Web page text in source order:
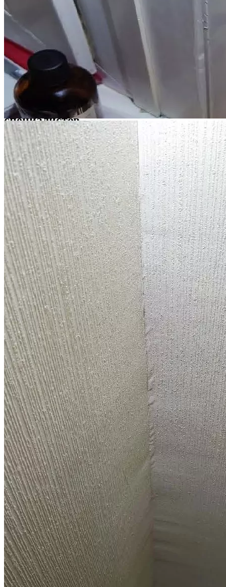
Всю работу по ведению дела мы берем на себя: проверка
застройщика, приемка объекта, проведение досудебной
строительной экспертизы, подготовка документов, защита
ваших интересов до поступления денег от застройщика на
ваш счет. Ваше участие в процессе минимально: подписать
договор и передать документы для работы. Мы гарантируем
полную конфиденциальность полученной от вас информации.
Услуги юристов по долевому
строительству и строительных
специалистов
Мы предлагаем комплексные услуги опытных специалистов
по приемке новостроек, строительных экспертов и юристов.
Приемка новостройки специалистом и консультации
юриста при приемке
Строительная экспертиза квартиры в новостройке
Взыскание с застройщика компенсации за строительные
недостатки
Взыскание с застройщика неустойки за просрочку по
ДДУ
Расторжение ДДУ в одностороннем порядке
Признание права собственности через суд
Проверка застройщика и новостройки
Юридическое сопровождение сделок
Регистрация права собственности
Иные споры с застройщиком и услуги юриста по ДДУ
Услуги риэлтора по сопровождению сделок с
недвижимостью
Требуется помощь в споре с застройщиком?
Вы можете заказать комплексные услуги строительного
специалиста из реестра НОПРИЗ, эксперта и юриста по ДДУ
в Юридической фирме «Двитекс».
Для заказа услуг позвоните нам по телефону8 (495) 223-48-91
или оставьте заявку на сайте
Заказать звонок
Шаблоны документов для взыскания с
застройщика компенсации за строительные
дефекты
Если вы планируете самостоятельно обращаться в суд,
рекомендуем приобрести шаблоны документов для взыскания
с застройщика компенсации за строительные недостатки и
некачественную отделку, подготовленные юристом. Данные
шаблоны учитывают действующие нормы закона и
актуальную судебную практику.
Приобрести шаблоны
Видео
Смотрите видеоразборы, подготовленные нашими юристами
с ответами на самые популярные вопросы. Больше видео и
полезных советов от юристов в наших каналах в соцсетях:
Телеграм,Youtube,Rutube,VK.